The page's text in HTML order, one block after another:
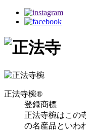
正法寺椀®
登録商標
正法寺椀はこの
の名産品といわ